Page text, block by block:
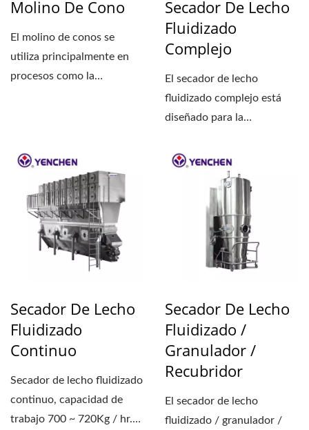
Molino De Cono
El molino de conos se
utiliza principalmente en
procesos como la
Secador De Lecho
Fluidizado
Complejo
El secador de lecho
fluidizado complejo está
diseñado para la
pulverización...
Secador De Lecho
Fluidizado
Continuo
Secador de lecho fluidizado
continuo, capacidad de
trabajo 700 ~ 720Kg / hr.
Secador De Lecho
Fluidizado /
Granulador /
Recubridor
El secador de lecho
fluidizado / granulador /